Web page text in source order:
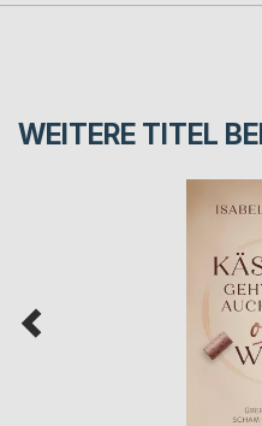
WEITERE TITEL BEI